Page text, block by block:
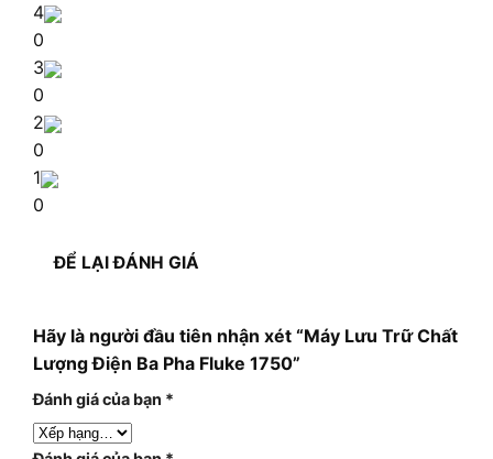
4
0
3
0
2
0
1
0
ĐỂ LẠI ĐÁNH GIÁ
Hãy là người đầu tiên nhận xét “Máy Lưu Trữ Chất
Lượng Điện Ba Pha Fluke 1750”
Đánh giá của bạn *